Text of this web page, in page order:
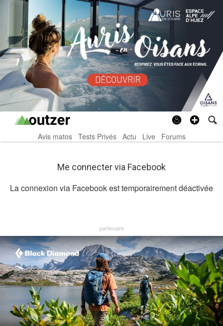
Avis matos Tests Privés Actu Live Forums
Me connecter via Facebook
La connexion via Facebook est temporairement déactivée